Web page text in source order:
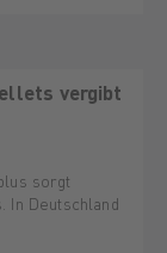
vergibt
sorgt
In Deutschland